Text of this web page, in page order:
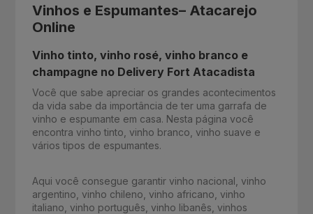
Vinhos e Espumantes– Atacarejo
Online
Vinho tinto, vinho rosé, vinho branco e
champagne no Delivery Fort Atacadista
Você que sabe apreciar os grandes acontecimentos
da vida sabe da importância de ter uma garrafa de
vinho e espumante em casa. Nesta página você
encontra vinho tinto, vinho branco, vinho suave e
vários tipos de espumantes.
Aqui você consegue garantir vinho nacional, vinho
argentino, vinho chileno, vinho africano, vinho
italiano, vinho português, vinho libanês, vinhos